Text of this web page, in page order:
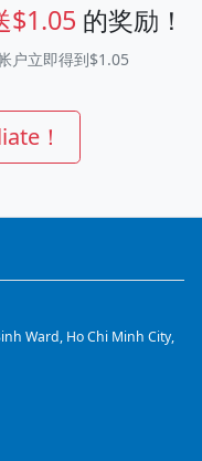
$1.05 的奖励！
户立即得到$1.05
！
Ward, Ho Chi Minh City,